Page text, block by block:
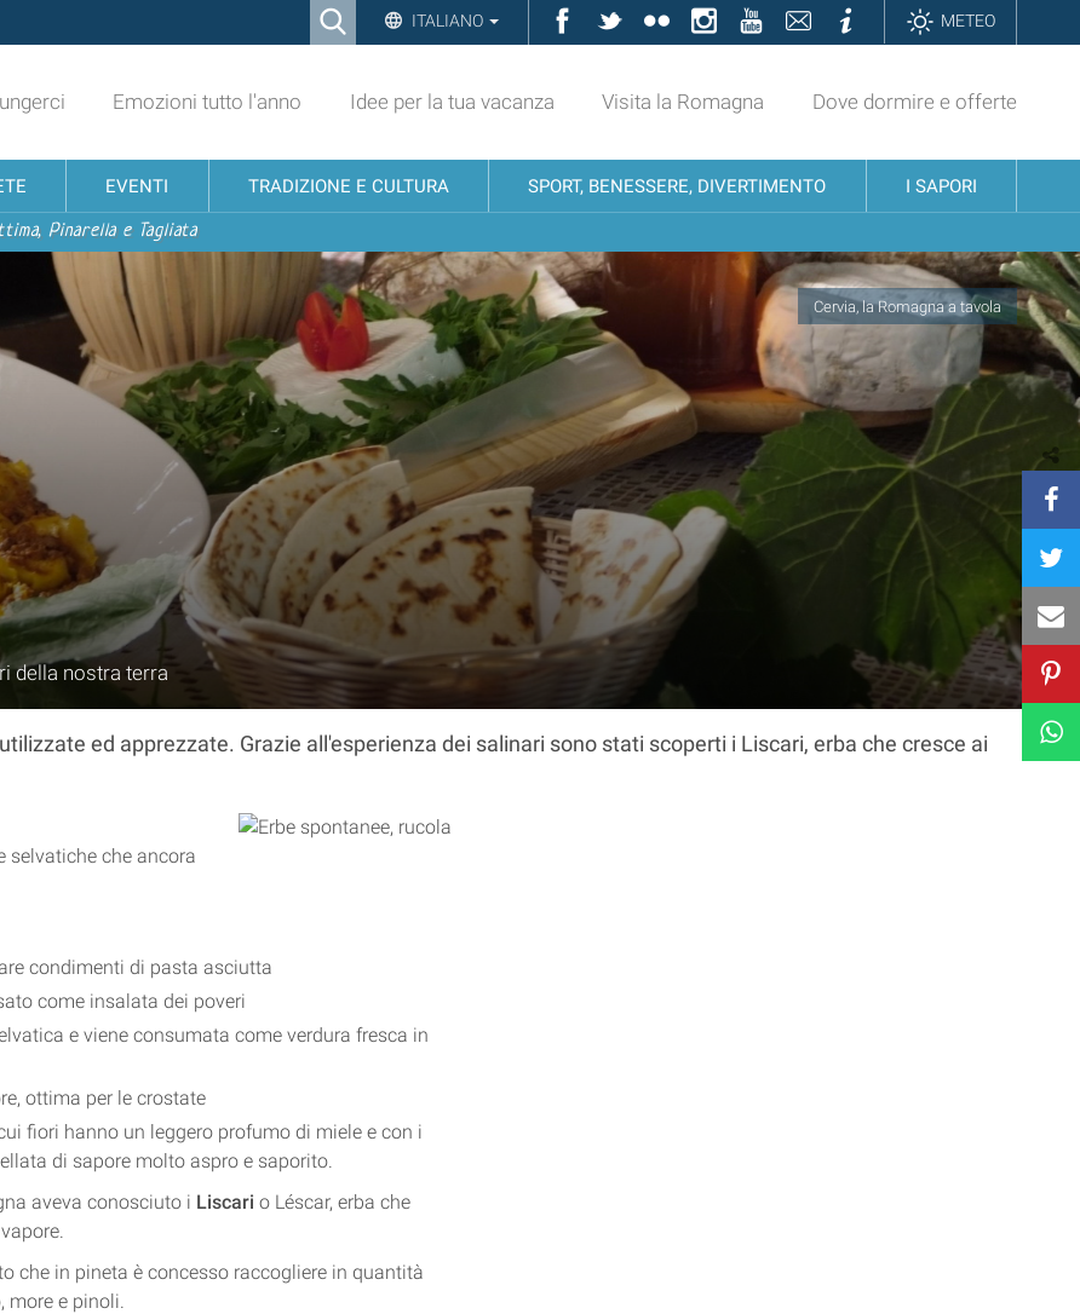
Ricerca ITALIANO Facebook
TwitterFlickrInstagramYouTubeContattiInformazioniMETEO
Emozioni tutto l'anno Idee per la tua vacanza Visita la Romagna Dove dormire e offerte
EVENTI TRADIZIONE E CULTURA SPORT, BENESSERE, DIVERTIMENTO I SAPORI
Pinarella e Tagliata
Cervia, la Romagna a tavola
della nostra terra
ed apprezzate. Grazie all'esperienza dei salinari sono stati scoperti i Liscari, erba che cresce ai
selvatiche che ancora
condimenti di pasta asciutta
come insalata dei poveri
e viene consumata come verdura fresca in
ottima per le crostate
fiori hanno un leggero profumo di miele e con i
di sapore molto aspro e saporito.
aveva conosciuto i Liscari o Léscar, erba che
che in pineta è concesso raccogliere in quantità
e pinoli.